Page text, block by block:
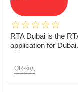
RTA Dubai is the
application for Dubai.
QR-код